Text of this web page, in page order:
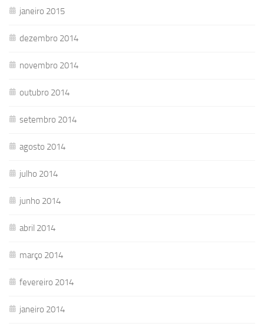
janeiro 2015
dezembro 2014
novembro 2014
outubro 2014
setembro 2014
agosto 2014
julho 2014
junho 2014
abril 2014
março 2014
fevereiro 2014
janeiro 2014